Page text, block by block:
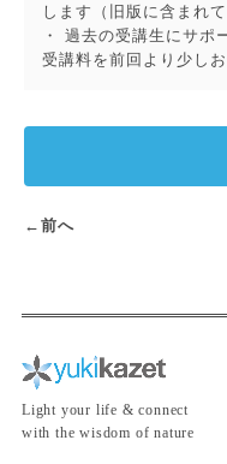
します（旧版に含まれ
・ 過去の受講生にサポ
受講料を前回より少し
←前へ
Light your life & connect
with the wisdom of nature